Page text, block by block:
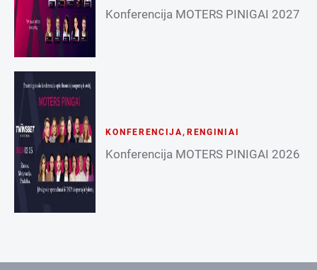
Konferencija MOTERS PINIGAI 2027
KONFERENCIJA, RENGINIAI
Konferencija MOTERS PINIGAI 2026